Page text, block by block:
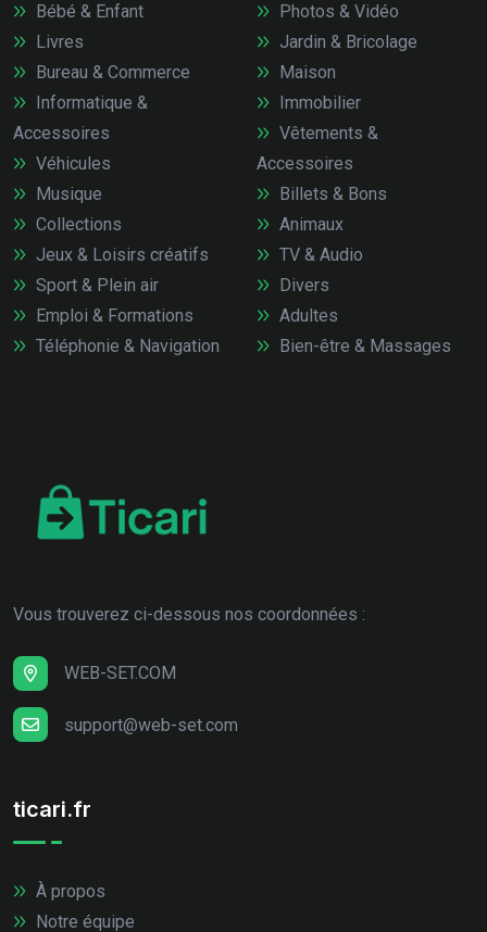
Bébé & Enfant
Livres
Bureau & Commerce
Informatique &
Accessoires
Véhicules
Photos & Vidéo
Jardin & Bricolage
Maison
Immobilier
Vêtements &
Accessoires
Musique
Collections
Jeux & Loisirs créatifs
Sport & Plein air
Emploi & Formations
Téléphonie & Navigation
Billets & Bons
Animaux
TV & Audio
Divers
Adultes
Bien-être & Massages
Vous trouverez ci-dessous nos coordonnées :
WEB-SET.COM
support@web-set.com
ticari.fr
À propos
Notre équipe